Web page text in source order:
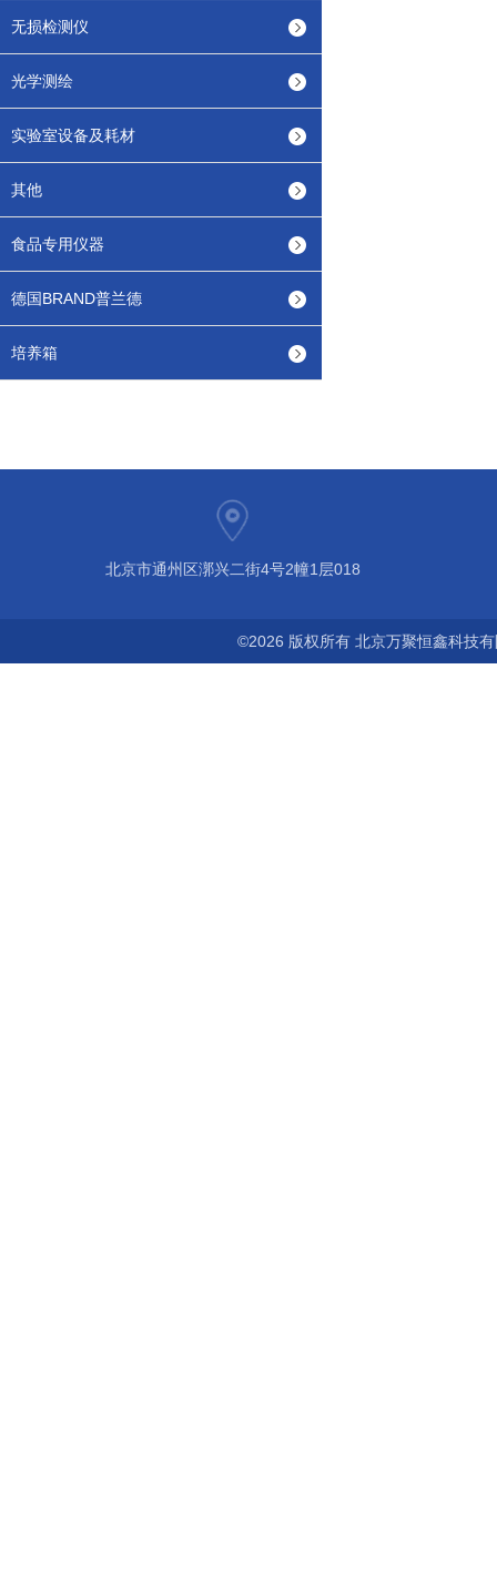
无损检测仪
光学测绘
实验室设备及耗材
其他
食品专用仪器
德国BRAND普兰德
培养箱
北京市通州区漷兴二街4号2幢1层018
©2026 版权所有 北京万聚恒鑫科技